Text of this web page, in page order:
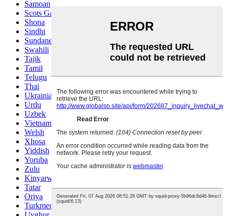
Samoan
Scots Gaelic
Shona
Sindhi
Sundanese
Swahili
Tajik
Tamil
Telugu
Thai
Ukrainian
Urdu
Uzbek
Vietnamese
Welsh
Xhosa
Yiddish
Yoruba
Zulu
Kinyarwanda
Tatar
Oriya
Turkmen